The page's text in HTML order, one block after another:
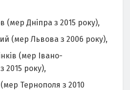
(мер Дніпра з 2015 року),
(мер Львова з 2006 року),
(мер Івано-
2015 року),
Тернополя з 2010